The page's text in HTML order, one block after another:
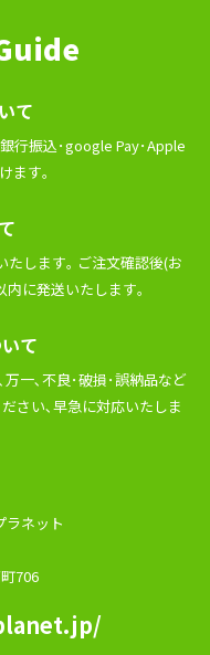
て
⾏振込･google Pay･Apple
ます｡
たします｡ ご注⽂確認後(お
に発送いたします｡
て
⼀､不良･破損･誤納品など
さい､早急に対応いたしま
ラネット
706